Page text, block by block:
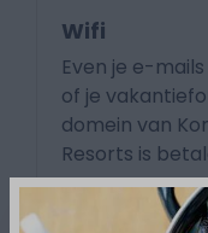
Wifi
Even je e-
of je
domein van
Resorts is